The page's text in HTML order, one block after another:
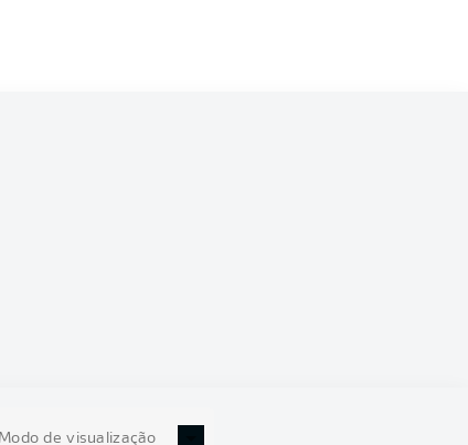
Modo de visualização